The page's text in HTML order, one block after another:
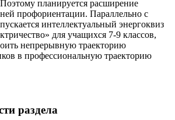
планируется расширение
профориентации. Параллельно с
интеллектуальный энергоквиз
для учащихся 7-9 классов,
непрерывную траекторию
в профессиональную траекторию
раздела